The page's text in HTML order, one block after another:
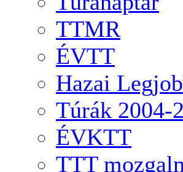
TTMR
ÉVTT
Hazai
Túrák 2004-
ÉVKTT
TTT